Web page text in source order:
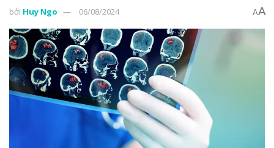
bởi Huy Ngo 06/08/2024 AA